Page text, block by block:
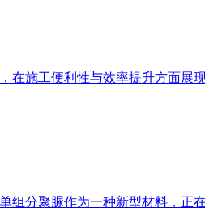
施工便利性与效率提升方面展现
组分聚脲作为一种新型材料，正